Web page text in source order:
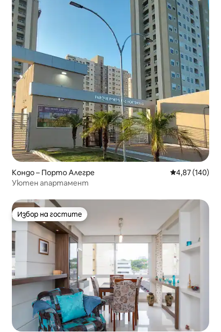
Кондо – Порто Алегре Средна
4,87 (140)
Уютен апартамент
Избор на гостите
Избор на гостите